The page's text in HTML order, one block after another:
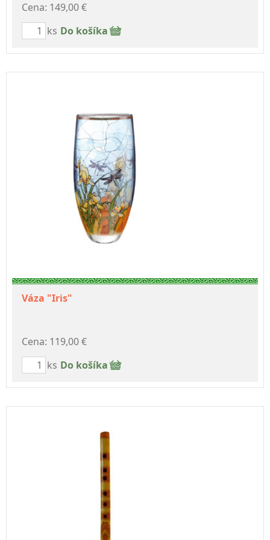
Cena: 149,00 €
ks Do košíka
Váza "Iris"
Cena: 119,00 €
ks Do košíka